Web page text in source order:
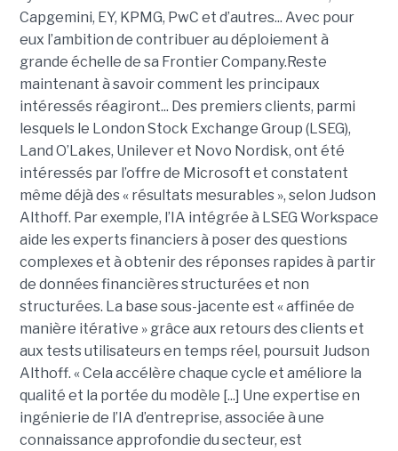
Capgemini, EY, KPMG, PwC et d’autres... Avec pour
eux l’ambition de contribuer au déploiement à
grande échelle de sa Frontier Company.Reste
maintenant à savoir comment les principaux
intéressés réagiront... Des premiers clients, parmi
lesquels le London Stock Exchange Group (LSEG),
Land O’Lakes, Unilever et Novo Nordisk, ont été
intéressés par l’offre de Microsoft et constatent
même déjà des « résultats mesurables », selon Judson
Althoff. Par exemple, l’IA intégrée à LSEG Workspace
aide les experts financiers à poser des questions
complexes et à obtenir des réponses rapides à partir
de données financières structurées et non
structurées. La base sous-jacente est « affinée de
manière itérative » grâce aux retours des clients et
aux tests utilisateurs en temps réel, poursuit Judson
Althoff. « Cela accélère chaque cycle et améliore la
qualité et la portée du modèle [...] Une expertise en
ingénierie de l’IA d’entreprise, associée à une
connaissance approfondie du secteur, est